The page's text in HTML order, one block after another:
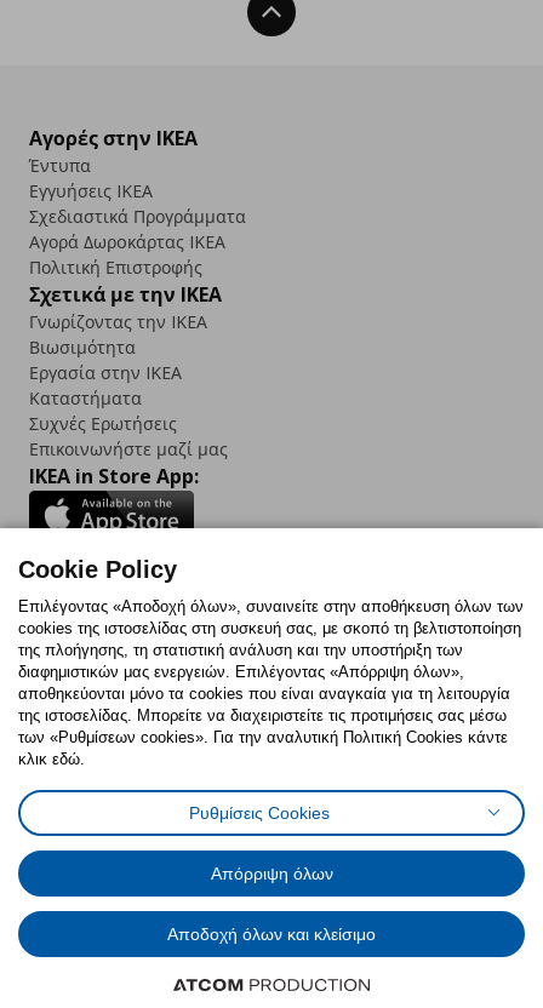
Back To Top
Αγορές στην IKEA
Έντυπα
Εγγυήσεις IKEA
Σχεδιαστικά Προγράμματα
Αγορά Δωρoκάρτας IKEA
Πολιτική Επιστροφής
Σχετικά με την IKEA
Γνωρίζοντας την IKEA
Βιωσιμότητα
Εργασία στην IKEA
Καταστήματα
Συχνές Ερωτήσεις
Επικοινωνήστε μαζί μας
IKEA in Store App:
Follow us:
FacebookInstagram
TikTokYoutubePinterestTwitter
Πολιτική CookiesΔήλωση ψηφιακής προσβασιμότητας
Ρυθμίσεις cookiesΌροι Χρήσης
Γενική Πολιτική Προσωπικών Δεδομένων
Πολιτική Προσωπικών Δεδομένων για ΙΚΕΑ.gr
Κώδικας Καταναλωτικής Δεοντολογίας
© Inter-IKEA Systems B.V. 1999 - 2025
Cookie Policy
Επιλέγοντας «Αποδοχή όλων», συναινείτε στην αποθήκευση όλων των
cookies της ιστοσελίδας στη συσκευή σας, με σκοπό τη βελτιστοποίηση
της πλοήγησης, τη στατιστική ανάλυση και την υποστήριξη των
διαφημιστικών μας ενεργειών. Επιλέγοντας «Απόρριψη όλων»,
αποθηκεύονται μόνο τα cookies που είναι αναγκαία για τη λειτουργία
της ιστοσελίδας. Μπορείτε να διαχειριστείτε τις προτιμήσεις σας μέσω
των «Ρυθμίσεων cookies». Για την αναλυτική Πολιτική Cookies κάντε
κλικ εδώ.
Ρυθμίσεις Cookies
Απόρριψη όλων
Αποδοχή όλων και κλείσιμο